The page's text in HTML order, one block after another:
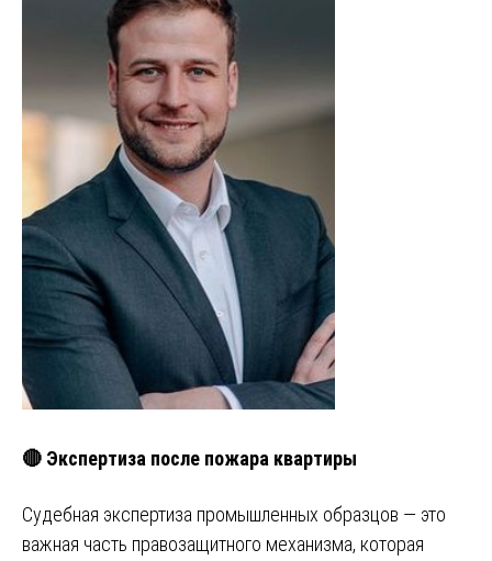
🔴 Экспертиза после пожара квартиры
Судебная экспертиза промышленных образцов — это
важная часть правозащитного механизма, которая